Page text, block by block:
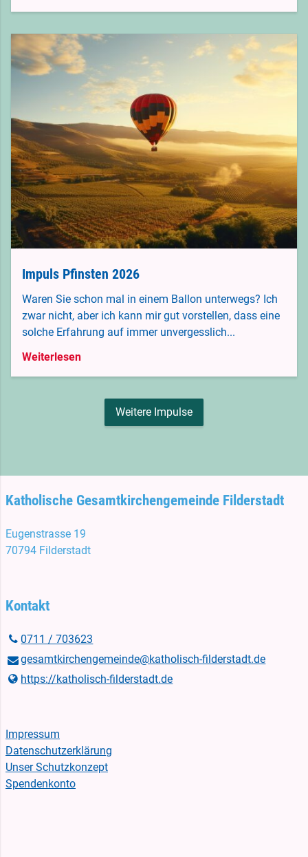
Impuls Pfinsten 2026
Waren Sie schon mal in einem Ballon unterwegs? Ich
zwar nicht, aber ich kann mir gut vorstellen, dass eine
solche Erfahrung auf immer unvergesslich...
Weiterlesen
Weitere Impulse
Katholische Gesamtkirchengemeinde Filderstadt
Eugenstrasse 19
70794 Filderstadt
Kontakt
0711 / 703623
gesamtkirchengemeinde@​katholisch-filderstadt.​de
https://katholisch-filderstadt.​de
Impressum
Datenschutzerklärung
Unser Schutzkonzept
Spendenkonto